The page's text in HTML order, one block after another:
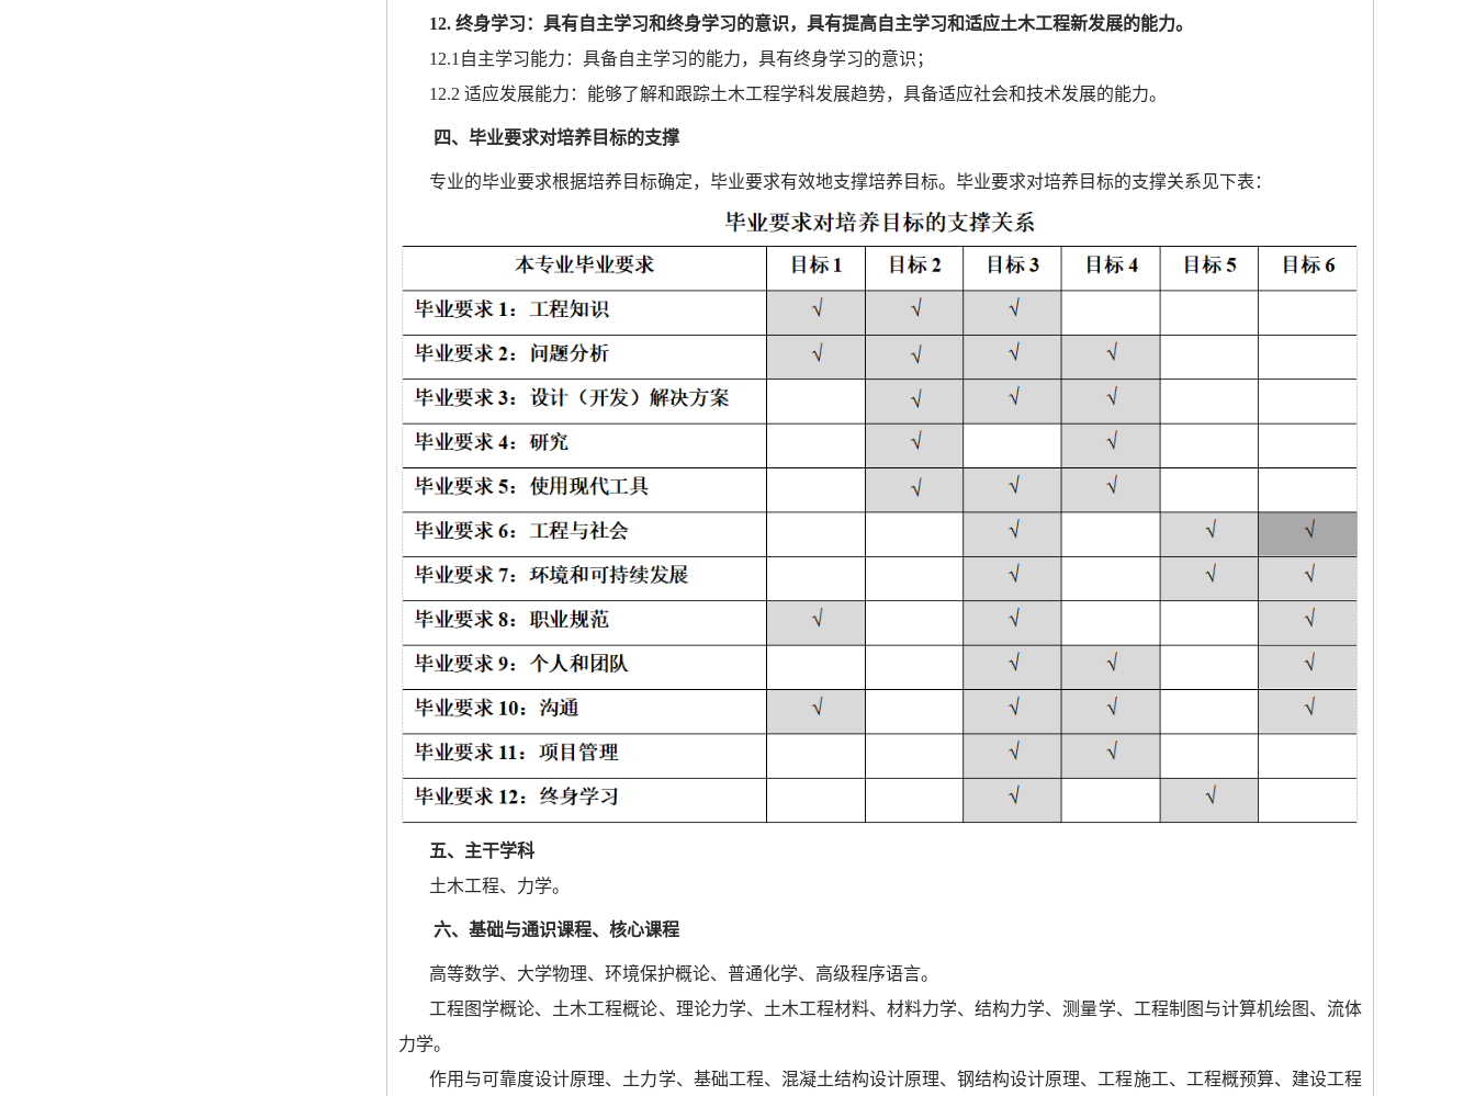
12. 终身学习：具有自主学习和终身学习的意识，具有提高自主学习和适应土木工程新发展的能力。
12.1 自主学习能力：具备自主学习的能力，具有终身学习的意识；
12.2 适应发展能力：能够了解和跟踪土木工程学科发展趋势，具备适应社会和技术发展的能力。
四、毕业要求对培养目标的支撑
专业的毕业要求根据培养目标确定，毕业要求有效地支撑培养目标。毕业要求对培养目标的支撑关系见下表：
五、主干学科
土木工程、力学。
六、 基础与通识课程、 核心课程
高等数学、 大学物理、 环境保护概论、 普通化学、 高级程序语言。
工程图学概论、 土木工程概论、 理论力学、 土木工程材料、材料力学、结构力学、测量学、 工程制图与计算机绘图 、流体
力学。
作用与可靠度设计原理、土力学、基础工程、混凝土结构设计原理、钢结构设计原理、工程施工、工程概预算、建设工程